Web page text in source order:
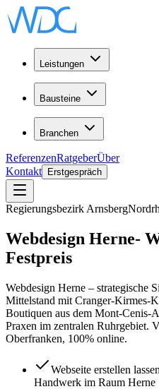
Leistungen
Bausteine
Branchen
ReferenzenRatgeberÜber
Kontakt
Erstgespräch
Regierungsbezirk Arnsberg
Webdesign Herne-
Festpreis
Webdesign Herne – strategische
Mittelstand mit Cranger-Kirmes-
Boutiquen aus dem Mont-Cenis-
Praxen im zentralen Ruhrgebiet.
Oberfranken, 100% online.
Webseite erstellen
Handwerk im Raum Herne